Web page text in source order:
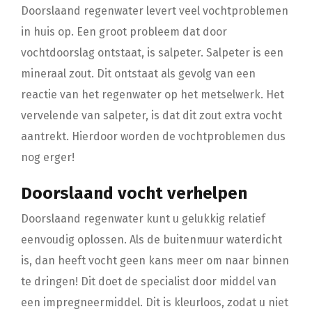
Doorslaand regenwater levert veel vochtproblemen
in huis op. Een groot probleem dat door
vochtdoorslag ontstaat, is salpeter. Salpeter is een
mineraal zout. Dit ontstaat als gevolg van een
reactie van het regenwater op het metselwerk. Het
vervelende van salpeter, is dat dit zout extra vocht
aantrekt. Hierdoor worden de vochtproblemen dus
nog erger!
Doorslaand vocht verhelpen
Doorslaand regenwater kunt u gelukkig relatief
eenvoudig oplossen. Als de buitenmuur waterdicht
is, dan heeft vocht geen kans meer om naar binnen
te dringen! Dit doet de specialist door middel van
een impregneermiddel. Dit is kleurloos, zodat u niet